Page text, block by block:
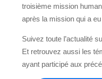
troisième mission
après la mission qui a
Suivez toute l’actualité
Et retrouvez aussi les
ayant participé aux